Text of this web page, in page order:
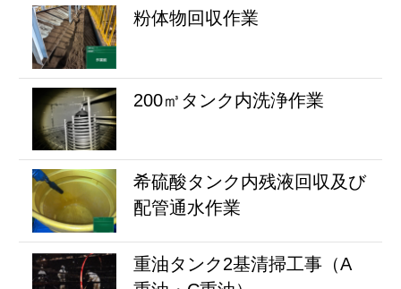
粉体物回収作業
200㎥タンク内洗浄作業
希硫酸タンク内残液回収及び
配管通水作業
重油タンク2基清掃工事（A